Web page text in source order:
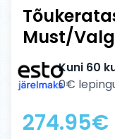
Must/
Kuni 60
0€
274.95€